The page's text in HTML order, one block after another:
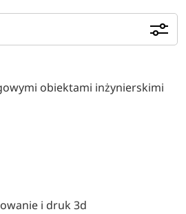
obiektami inżynierskimi
i druk 3d